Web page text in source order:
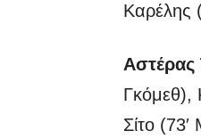
Καρέλης
Αστέρας
Γκόμεθ),
Σίτο